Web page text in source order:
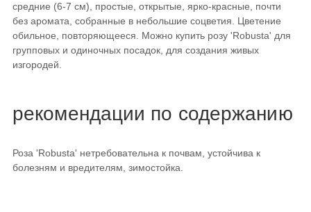
средние (6-7 см), простые, открытые, ярко-красные, почти
без аромата, собранные в небольшие соцветия. Цветение
обильное, повторяющееся. Можно купить розу 'Robusta' для
групповых и одиночных посадок, для создания живых
изгородей.
рекомендации по содержанию
Роза 'Robusta' нетребовательна к почвам, устойчива к
болезням и вредителям, зимостойка.